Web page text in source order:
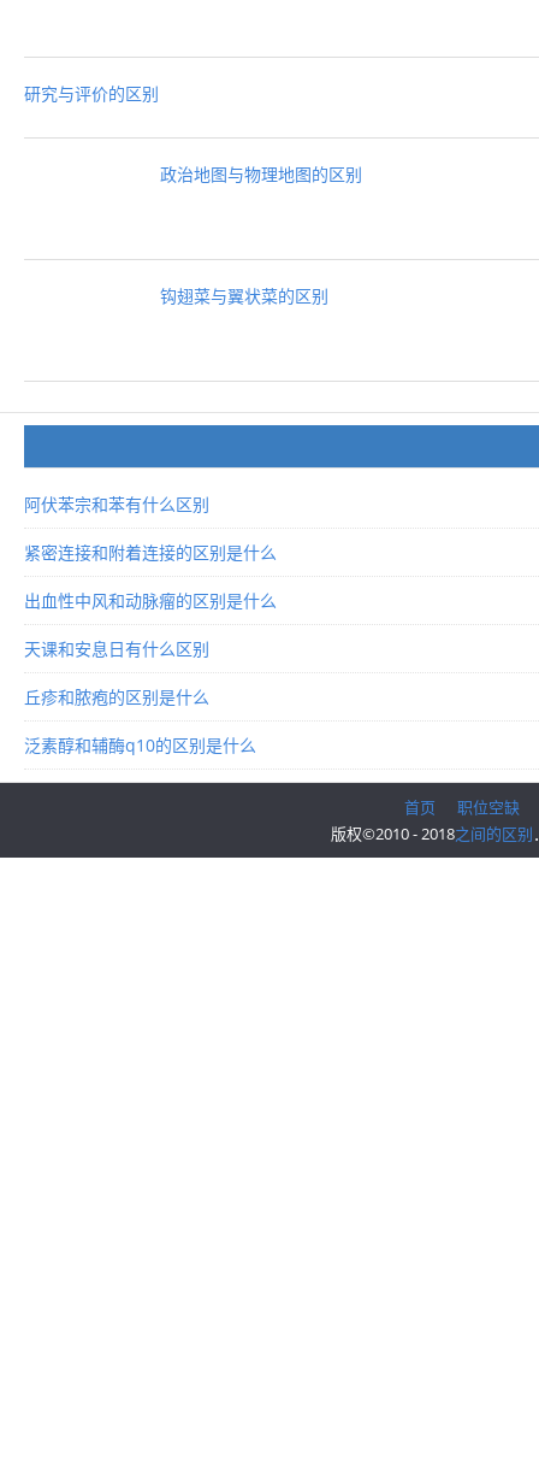
研究与评价的区别
政治地图与物理地图的区别
钩翅菜与翼状菜的区别
阿伏苯宗和苯有什么区别
紧密连接和附着连接的区别是什么
出血性中风和动脉瘤的区别是什么
天课和安息日有什么区别
丘疹和脓疱的区别是什么
泛素醇和辅酶q10的区别是什么
首页
职位空缺
版权©2010 - 2018之间的区别